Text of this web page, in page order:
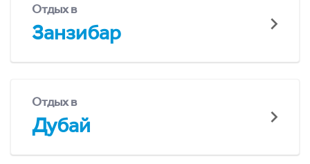
Отдых в
Занзибар
Отдых в
Дубай